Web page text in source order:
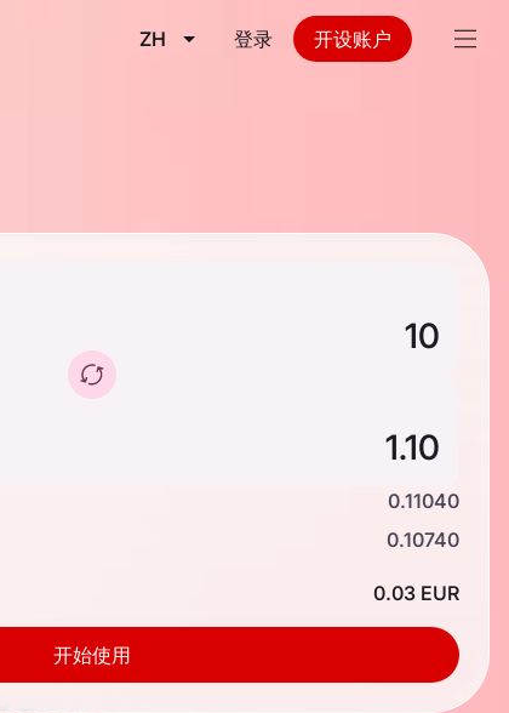
ZH 登录 开设账户
0.11040
0.10740
0.03 EUR
开始使用